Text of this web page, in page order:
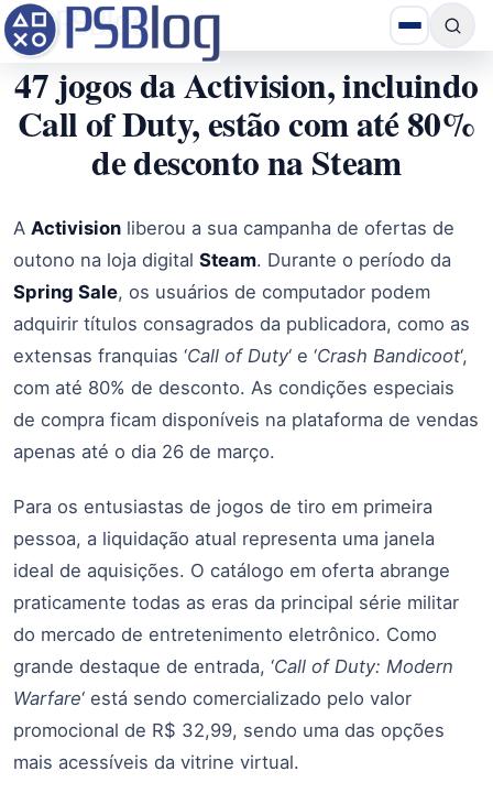
47 jogos da Activision, incluindo
Call of Duty, estão com até 80%
de desconto na Steam
A Activision liberou a sua campanha de ofertas de
outono na loja digital Steam. Durante o período da
Spring Sale, os usuários de computador podem
adquirir títulos consagrados da publicadora, como as
extensas franquias ‘Call of Duty‘ e ‘Crash Bandicoot‘,
com até 80% de desconto. As condições especiais
de compra ficam disponíveis na plataforma de vendas
apenas até o dia 26 de março.
Para os entusiastas de jogos de tiro em primeira
pessoa, a liquidação atual representa uma janela
ideal de aquisições. O catálogo em oferta abrange
praticamente todas as eras da principal série militar
do mercado de entretenimento eletrônico. Como
grande destaque de entrada, ‘Call of Duty: Modern
Warfare‘ está sendo comercializado pelo valor
promocional de R$ 32,99, sendo uma das opções
mais acessíveis da vitrine virtual.